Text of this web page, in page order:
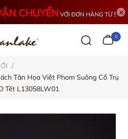
CHUYỂN VỚI ĐƠN HÀNG TỪ 500K
0
/
Tân Họa Việt Phom Suông Cổ Trụ
Tết L13058LW01